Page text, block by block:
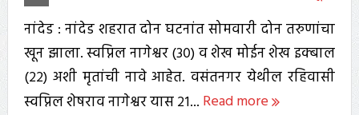
नांदेड : नांदेड शहरात दोन घटनांत सोमवारी दोन तरुणांचा
खून झाला. स्वप्निल नागेश्वर (३०) व शेख मोईन शेख इक्बाल
(२२) अशी मृतांची नावे आहेत. वसंतनगर येथील रहिवासी
स्वप्निल शेषराव नागेश्वर यास २१... Read more